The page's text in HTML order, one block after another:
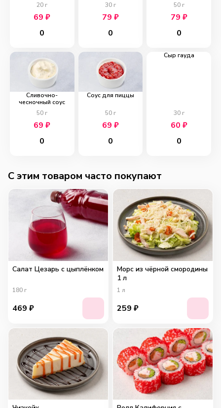
20 г
69₽
0
30г
79 ₽
0
50г
79 ₽
0
Сливочно-
чесночный соус
50 г
69₽
0
Соус для пиццы
50г
69 ₽
0
Сыр гауда
30г
60 ₽
0
C этим товаром часто покупают
Салат Цезарь с цыплёнком
180 г
469 ₽
Морс из чёрной смородины
1 л
1 л
259 ₽